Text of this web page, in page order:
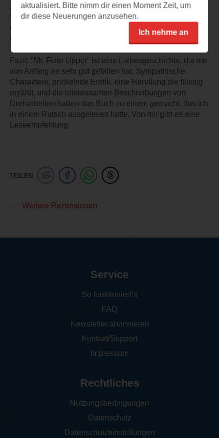
Auch die Nebencharaktere - allen voraus Gannons
Schwester Cat - wurden gut ausgearbeitet. Ich mochte
Cat gerne, im Folgeband liest man übrigens über sie als
Fazit: "Mr. Fixer Upper" ist eine Liebesgeschichte, die mir
von Anfang an sehr gut gefallen hat. Sympathische
Charaktere, prickelnde Erotik, eine Handlung die flüssig
erzählt, und die interessanten Beschreibungen von
Dreharbeiten haben das Buch zu einem gemacht, das ich
in einem Rutsch ausgelesen hatte. Von mir gibt es eine
Leseempfehlung.
TEILEN
Weitere Rezensionen
aktualisiert. Bitte nimm dir einen Moment Zeit, um
dir diese Neuerungen anzusehen.
Ich nehme an
Service
So funktioniert‘s
FAQ
Newsletter abonnieren
Kontakt/Support
Impressum
Rechtliches
Nutzungsbedingungen
Datenschutz
Datenschutzeinstellungen